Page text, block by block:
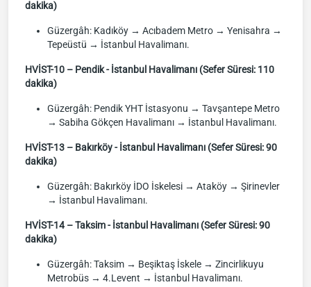
dakika)
Güzergâh: Kadıköy → Acıbadem Metro → Yenisahra →
Tepeüstü → İstanbul Havalimanı.
HVİST-10 – Pendik - İstanbul Havalimanı (Sefer Süresi: 110
dakika)
Güzergâh: Pendik YHT İstasyonu → Tavşantepe Metro
→ Sabiha Gökçen Havalimanı → İstanbul Havalimanı.
HVİST-13 – Bakırköy - İstanbul Havalimanı (Sefer Süresi: 90
dakika)
Güzergâh: Bakırköy İDO İskelesi → Ataköy → Şirinevler
→ İstanbul Havalimanı.
HVİST-14 – Taksim - İstanbul Havalimanı (Sefer Süresi: 90
dakika)
Güzergâh: Taksim → Beşiktaş İskele → Zincirlikuyu
Metrobüs → 4.Levent → İstanbul Havalimanı.